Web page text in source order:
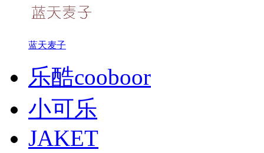
蓝天麦子
乐酷cooboor
小可乐
JAKET